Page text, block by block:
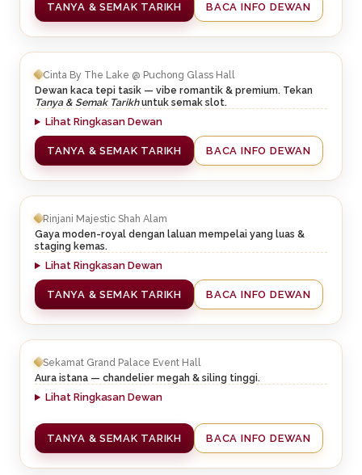
TANYA & SEMAK TARIKH BACA INFO DEWAN
Cinta By The Lake @ Puchong Glass Hall
Dewan kaca tepi tasik — vibe romantik & premium. Tekan
Tanya & Semak Tarikhuntuk semak slot.
Lihat Ringkasan Dewan
TANYA & SEMAK TARIKH BACA INFO DEWAN
Rinjani Majestic Shah Alam
Gaya moden-royal dengan laluan mempelai yang luas &
staging kemas.
Lihat Ringkasan Dewan
TANYA & SEMAK TARIKH BACA INFO DEWAN
Sekamat Grand Palace Event Hall
Aura istana — chandelier megah & siling tinggi.
Lihat Ringkasan Dewan
TANYA & SEMAK TARIKH BACA INFO DEWAN